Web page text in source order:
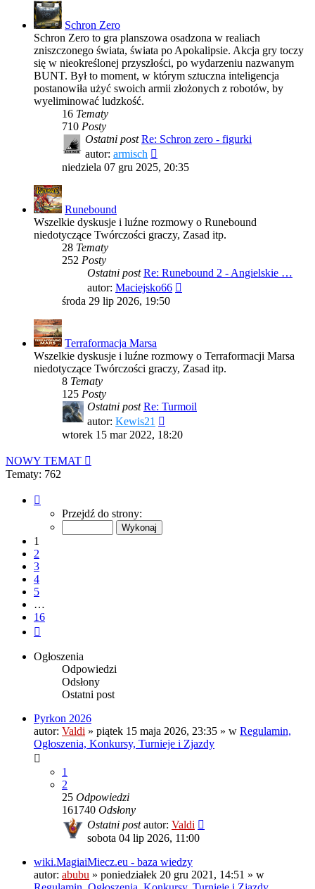
Schron Zero
Schron Zero to gra planszowa osadzona w realiach
zniszczonego świata, świata po Apokalipsie. Akcja gry toczy
się w nieokreślonej przyszłości, po wydarzeniu nazwanym
BUNT. Był to moment, w którym sztuczna inteligencja
postanowiła użyć swoich armii złożonych z robotów, by
wyeliminować ludzkość.
16 Tematy
710 Posty
Ostatni post Re: Schron zero - figurki
autor: armisch
najnowszy
post
niedziela 07 gru 2025, 20:35
Runebound
Wszelkie dyskusje i luźne rozmowy o Runebound
niedotyczące Twórczości graczy, Zasad itp.
28 Tematy
252 Posty
Ostatni post Re: Runebound 2 - Angielskie …
autor: Maciejsko66
środa 29 lip 2026, 19:50
Terraformacja Marsa
Wszelkie dyskusje i luźne rozmowy o Terraformacji Marsa
niedotyczące Twórczości graczy, Zasad itp.
8 Tematy
125 Posty
Ostatni post Re: Turmoil
autor: Kewis21
najnowszy
wtorek 15 mar 2022, 18:20
NOWY TEMAT
Tematy: 762
Przejdź do strony:
1
2
3
4
5
…
16
Ogłoszenia
Odpowiedzi
Odsłony
Ostatni post
Pyrkon 2026
autor: Valdi » piątek 15 maja 2026, 23:35 » w Regulamin,
Ogłoszenia, Konkursy, Turnieje i Zjazdy
1
2
25 Odpowiedzi
161740 Odsłony
Ostatni postautor: Valdi
sobota 04 lip 2026, 11:00
wiki.MagiaiMiecz.eu - baza wiedzy
autor: abubu » poniedziałek 20 gru 2021, 14:51 » w